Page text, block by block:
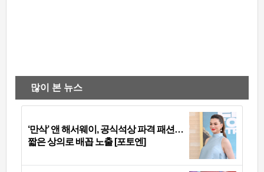
많이 본 뉴스
‘만삭’ 앤 해서웨이, 공식석상 파격 패션…
짧은 상의로 배꼽 노출 [포토엔]